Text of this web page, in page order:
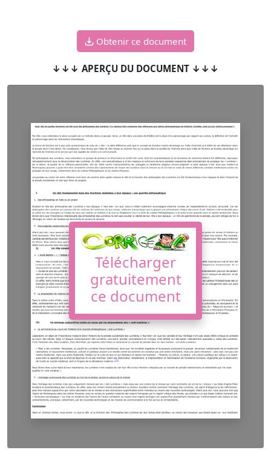
Obtenir ce document
↓↓↓ APERÇU DU DOCUMENT ↓↓↓
Télécharger
gratuitement
ce document